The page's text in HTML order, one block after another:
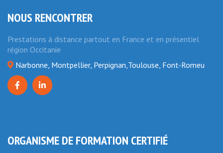
NOUS RENCONTRER
Prestations à distance partout en France et en présentiel
région Occitanie
Narbonne, Montpellier, Perpignan,Toulouse, Font-Romeu
ORGANISME DE FORMATION CERTIFIÉ